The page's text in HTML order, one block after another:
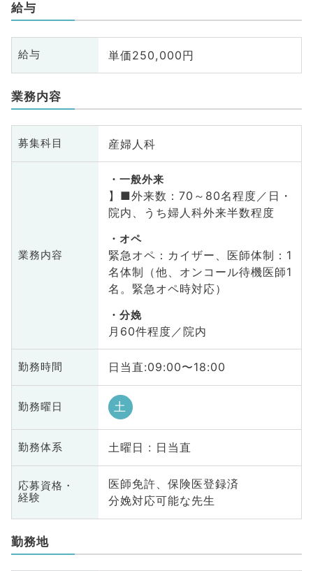
給与
給与 単価250,000円
業務内容
募集科目 産婦人科
業務内容
一般外来
】■外来数：70～80名程度／日・
院内、うち婦人科外来半数程度
オペ
緊急オペ：カイザー、医師体制：1
名体制（他、オンコール待機医師1
名。緊急オペ時対応）
分娩
月60件程度／院内
勤務時間 日当直:09:00〜18:00
勤務曜日 土
勤務体系 土曜日 : 日当直
応募資格・
経験
医師免許、保険医登録済
分娩対応可能な先生
勤務地